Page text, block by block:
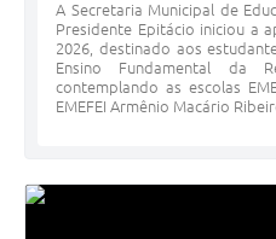
A Secretaria Municipal de
Presidente Epitácio iniciou a
2026, destinado aos
Ensino Fundamental da
contemplando as escolas
EMEFEI Armênio Macário